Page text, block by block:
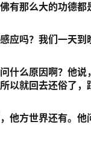
有那么大的功德都
应吗？我们一天到
什么原因啊？他
以就回去还俗了，
他方世界还有。他